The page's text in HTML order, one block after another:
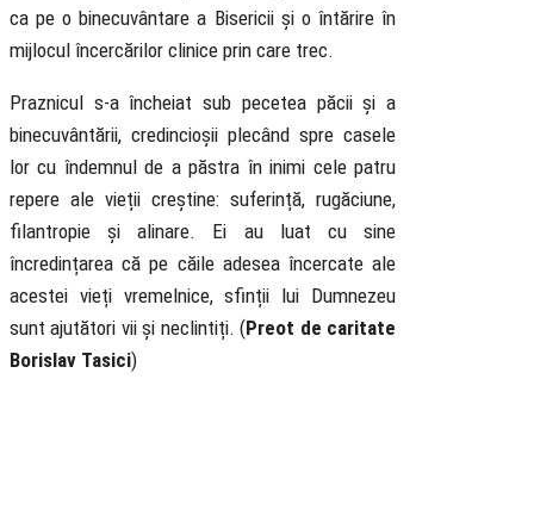
ca pe o binecuvântare a Bisericii și o întărire în
mijlocul încercărilor clinice prin care trec.
Praznicul s-a încheiat sub pecetea păcii și a
binecuvântării, credincioșii plecând spre casele
lor cu îndemnul de a păstra în inimi cele patru
repere ale vieții creștine: suferință, rugăciune,
filantropie și alinare. Ei au luat cu sine
încredințarea că pe căile adesea încercate ale
acestei vieți vremelnice, sfinții lui Dumnezeu
sunt ajutători vii și neclintiți. (Preot de caritate
Borislav Tasici)